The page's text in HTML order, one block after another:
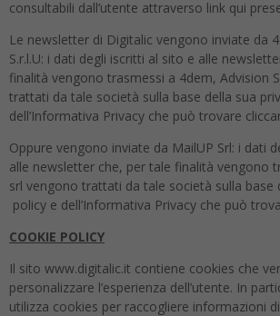
consultabili dall’utente attraverso link qui
Le newsletter di Digitalic vengono inviate da
S.r.l.U: i dati degli iscritti al sito e alle
finalità vengono trasmessi a 4dem, Advision
trattati da tale società sulla base della sua
dell’Informativa Privacy che può trovare
Oppure vengono inviate da MailUP Srl: i dati
alle newsletter che, per tale finalità vengono
srl vengono trattati da tale società sulla base
policy e dell’Informativa Privacy che può
COOKIE POLICY
Il sito www.digitalic.it contiene cookies che
personalizzare l’esperienza dell’utente. In
utilizza cookies per raccogliere informazioni